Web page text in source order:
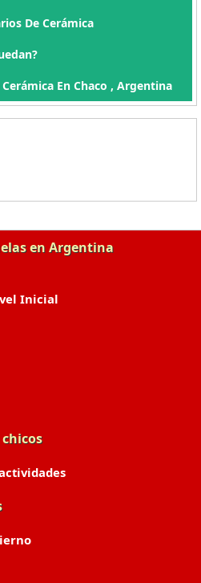
De Cerámica
En Chaco , Argentina
en Argentina
Inicial